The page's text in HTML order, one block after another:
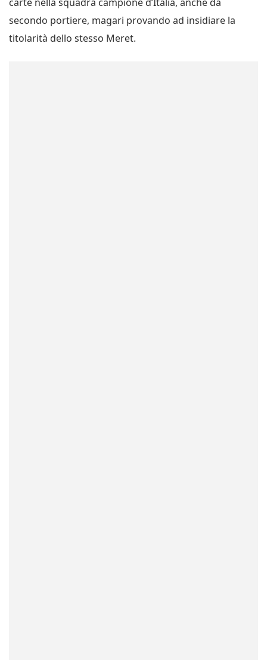
secondo portiere, magari provando ad insidiare la
titolarità dello stesso Meret.